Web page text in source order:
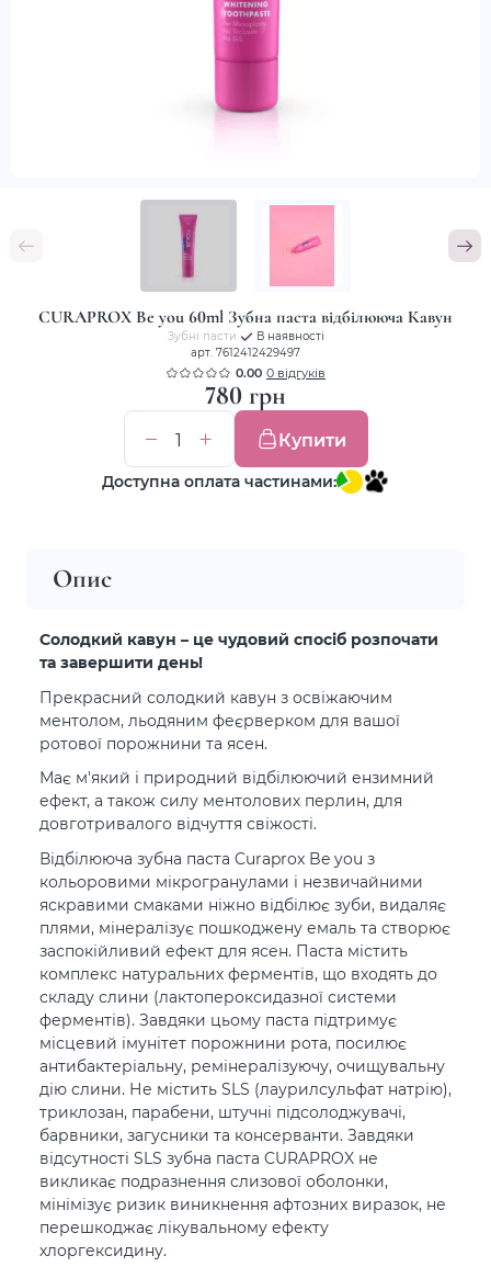
CURAPROX Be you 60ml Зубна паста відбілююча Кавун
Зубні пасти
В наявності
арт. 7612412429497
0.00 0 відгуків
780 грн
Купити
Доступна оплата частинами:
Опис
Солодкий кавун – це чудовий спосіб розпочати
та завершити день!
Прекрасний солодкий кавун з освіжаючим
ментолом, льодяним феєрверком для вашої
ротової порожнини та ясен.
Має м'який і природний відбілюючий ензимний
ефект, а також силу ментолових перлин, для
довготривалого відчуття свіжості.
Відбілююча зубна паста Curaprox Be you з
кольоровими мікрогранулами і незвичайними
яскравими смаками ніжно відбілює зуби, видаляє
плями, мінералізує пошкоджену емаль та створює
заспокійливий ефект для ясен. Паста містить
комплекс натуральних ферментів, що входять до
складу слини (лактопероксидазної системи
ферментів). Завдяки цьому паста підтримує
місцевий імунітет порожнини рота, посилює
антибактеріальну, ремінералізуючу, очищувальну
дію слини. Не містить SLS (лаурилсульфат натрію),
триклозан, парабени, штучні підсолоджувачі,
барвники, загусники та консерванти. Завдяки
відсутності SLS зубна паста CURAPROX не
викликає подразнення слизової оболонки,
мінімізує ризик виникнення афтозних виразок, не
перешкоджає лікувальному ефекту
хлоргексидину.